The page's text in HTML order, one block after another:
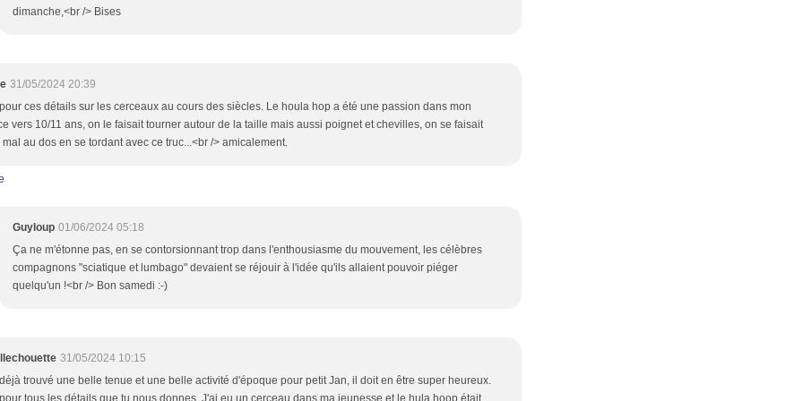
dimanche,<br /> Bises
31/05/2024 20:39
ces détails sur les cerceaux au cours des siècles. Le houla hop a été une passion dans mon
vers 10/11 ans, on le faisait tourner autour de la taille mais aussi poignet et chevilles, on se faisait
mal au dos en se tordant avec ce truc...<br /> amicalement.
Guyloup 01/06/2024 05:18
Ça ne m'étonne pas, en se contorsionnant trop dans l'enthousiasme du mouvement, les célèbres
compagnons "sciatique et lumbago" devaient se réjouir à l'idée qu'ils allaient pouvoir piéger
quelqu'un !<br /> Bon samedi :-)
31/05/2024 10:15
trouvé une belle tenue et une belle activité d'époque pour petit Jan, il doit en être super heureux.
tous les détails que tu nous donnes. J'ai eu un cerceau dans ma jeunesse et le hula hoop était